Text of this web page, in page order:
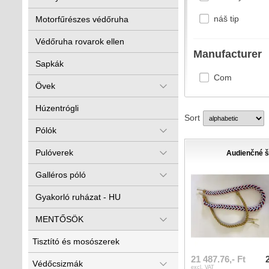
Motorfűrészes védőruha
Védőruha rovarok ellen
Sapkák
Övek
Húzentrógli
Pólók
Pulóverek
Galléros póló
Gyakorló ruházat - HU
MENTŐSÖK
Tisztító és mosószerek
Védőcsizmák
náš tip
Manufacturer
Com
Sort
Audienčné
21 487.76,- Ft
excl. VAT